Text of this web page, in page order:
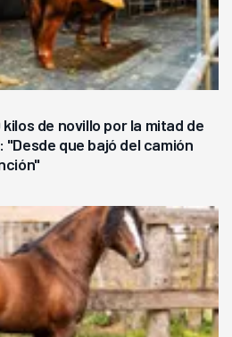
kilos de novillo por la mitad de
que bajó del camión